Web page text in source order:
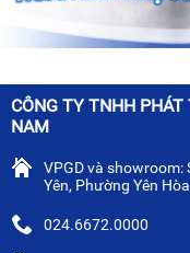
CÔNG TY TNHH
NAM
VPGD và showroom:
Yên, Phường Yên
024.6672.0000